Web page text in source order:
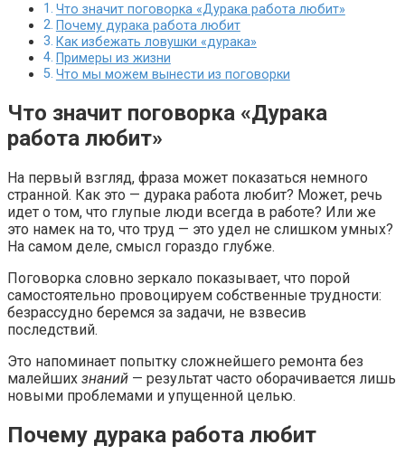
Что значит поговорка «Дурака работа любит»
Почему дурака работа любит
Как избежать ловушки «дурака»
Примеры из жизни
Что мы можем вынести из поговорки
Что значит поговорка «Дурака
работа любит»
На первый взгляд, фраза может показаться немного
странной. Как это — дурака работа любит? Может, речь
идет о том, что глупые люди всегда в работе? Или же
это намек на то, что труд — это удел не слишком умных?
На самом деле, смысл гораздо глубже.
Поговорка словно зеркало показывает, что порой
самостоятельно провоцируем собственные трудности:
безрассудно беремся за задачи, не взвесив
последствий.
Это напоминает попытку сложнейшего ремонта без
малейших знаний — результат часто оборачивается лишь
новыми проблемами и упущенной целью.
Почему дурака работа любит